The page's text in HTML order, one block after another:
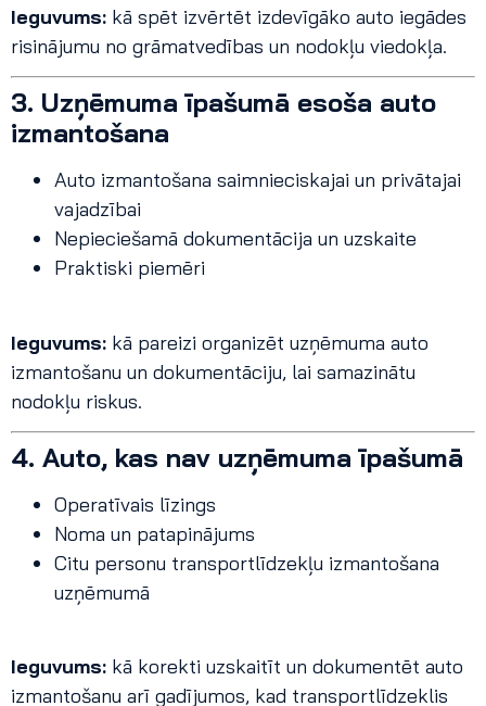
Ieguvums: kā spēt izvērtēt izdevīgāko auto iegādes
risinājumu no grāmatvedības un nodokļu viedokļa.
3. Uzņēmuma īpašumā esoša auto
izmantošana
Auto izmantošana saimnieciskajai un privātajai
vajadzībai
Nepieciešamā dokumentācija un uzskaite
Praktiski piemēri
Ieguvums: kā pareizi organizēt uzņēmuma auto
izmantošanu un dokumentāciju, lai samazinātu
nodokļu riskus.
4. Auto, kas nav uzņēmuma īpašumā
Operatīvais līzings
Noma un patapinājums
Citu personu transportlīdzekļu izmantošana
uzņēmumā
Ieguvums: kā korekti uzskaitīt un dokumentēt auto
izmantošanu arī gadījumos, kad transportlīdzeklis